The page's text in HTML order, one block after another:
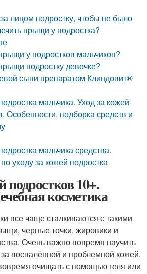
лицом подростку, чтобы не было
прыщи у подростка?
у подростков мальчиков?
подростку девочке?
сыпи препаратом Клиндовит®
мальчика. Уход за кожей
Особенности, подборка средств и
мальчика средства.
уходу за кожей подростка
подростков 10+.
косметика
все чаще сталкиваются с такими
черные точки, жировики и
Очень важно вовремя научить
воспалённой и проблемной кожей.
очищать с помощью геля или